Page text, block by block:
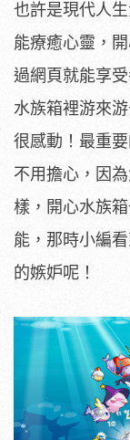
也許是現代人
能療癒心靈，
過網頁就能享
水族箱裡游來
很感動！最重
不用擔心，因
樣，開心水族
能，那時小編
的嫉妒呢！